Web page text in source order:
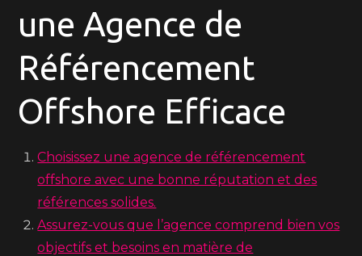
une Agence de
Référencement
Offshore Efficace
Choisissez une agence de référencement
offshore avec une bonne réputation et des
références solides.
Assurez-vous que l’agence comprend bien vos
objectifs et besoins en matière de